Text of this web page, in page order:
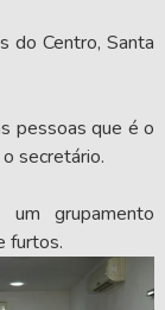
do Centro, Santa
pessoas que é o
secretário.
grupamento
furtos.